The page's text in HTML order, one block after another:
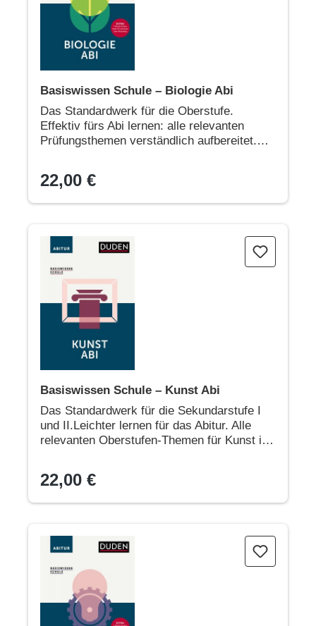
Basiswissen Schule – Biologie Abi
Das Standardwerk für die Oberstufe.
Effektiv fürs Abi lernen: alle relevanten
Prüfungsthemen verständlich aufbereitet.
22,00 €
Basiswissen Schule – Kunst Abi
Basiswissen Schule – Kunst Abi
Das Standardwerk für die Sekundarstufe I
und II.Leichter lernen für das Abitur. Alle
relevanten Oberstufen-Themen für Kunst im
22,00 €
Basiswissen Schule – Physik Abi